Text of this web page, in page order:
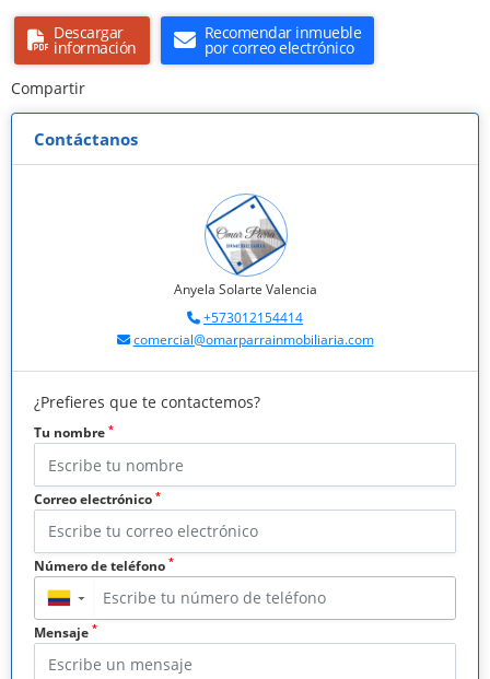
Descargar
información
Recomendar inmueble
por correo electrónico
Compartir
Contáctanos
Anyela Solarte Valencia
+573012154414
comercial@omarparrainmobiliaria.com
¿Prefieres que te contactemos?
Tu nombre *
Correo electrónico *
Número de teléfono *
▼
Mensaje *